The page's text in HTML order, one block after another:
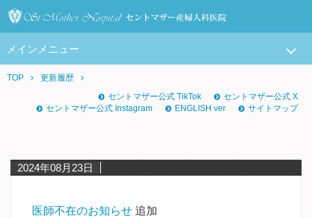
メインメニュー
TOP
更新履歴
セントマザー公式 TikTok
セントマザー公式 X
セントマザー公式 Instagram
ENGLISH ver サイトマップ
2024年08月23日
医師不在のお知らせ 追加